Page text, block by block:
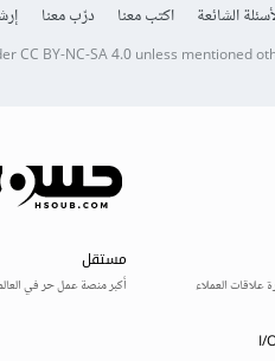
الشائعة اكتب معنا درّب معنا
CC BY-NC-SA 4.0unless mentioned